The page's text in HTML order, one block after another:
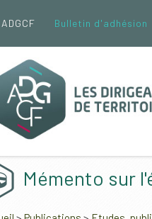
ADGCF Bulletin d'adhésion
Mémento sur